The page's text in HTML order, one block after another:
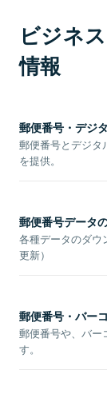
ビジネ
情報
郵便番号・デジ
郵便番号とデジタ
を提供。
郵便番号データ
各種データのダウ
更新）
郵便番号・バー
郵便番号や、バー
す。